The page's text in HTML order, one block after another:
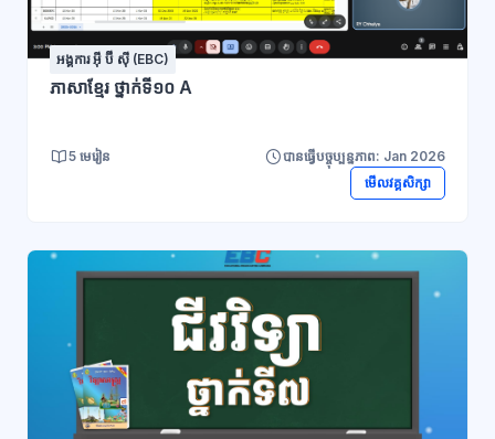
អង្គការ អ៊ី ប៊ី ស៊ី (EBC)
ភាសាខ្មែរ ថ្នាក់ទី១០ A
5 មេរៀន
បានធ្វើបច្ចុប្បន្នភាព: Jan 2026
មើលវគ្គសិក្សា